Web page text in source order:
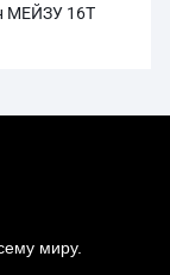
МЕЙЗУ 16Т
миру.